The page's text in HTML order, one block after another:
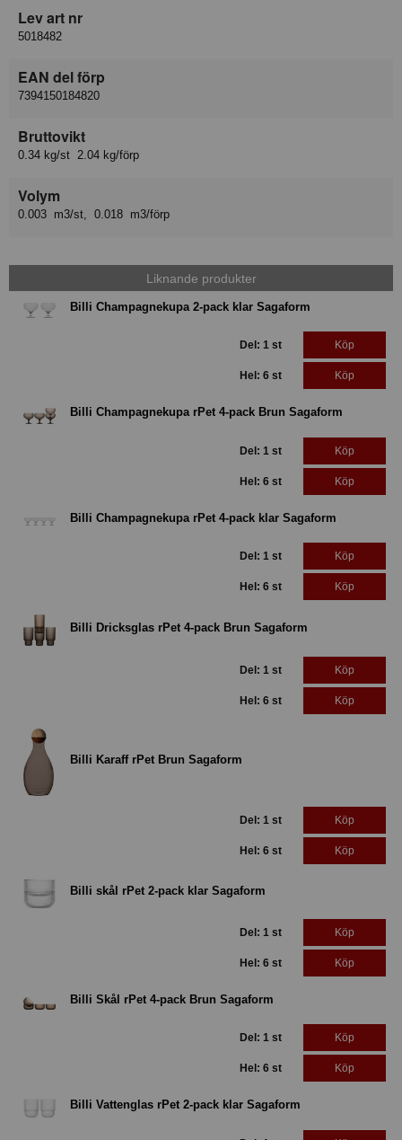
Lev art nr
5018482
EAN del förp
7394150184820
Bruttovikt
0.34 kg/st 2.04 kg/förp
Volym
0.003 m3/st, 0.018 m3/förp
Liknande produkter
Billi Champagnekupa 2-pack klar Sagaform
Del: 1 st Köp
Hel: 6 st Köp
Billi Champagnekupa rPet 4-pack Brun Sagaform
Del: 1 st Köp
Hel: 6 st Köp
Billi Champagnekupa rPet 4-pack klar Sagaform
Del: 1 st Köp
Hel: 6 st Köp
Billi Dricksglas rPet 4-pack Brun Sagaform
Del: 1 st Köp
Hel: 6 st Köp
Billi Karaff rPet Brun Sagaform
Del: 1 st Köp
Hel: 6 st Köp
Billi skål rPet 2-pack klar Sagaform
Del: 1 st Köp
Hel: 6 st Köp
Billi Skål rPet 4-pack Brun Sagaform
Del: 1 st Köp
Hel: 6 st Köp
Billi Vattenglas rPet 2-pack klar Sagaform